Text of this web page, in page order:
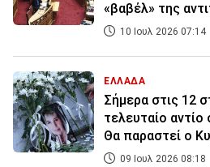
«βαβέλ» της
10 Ιουλ 2026 07:14
ΕΛΛΑΔΑ
Σήμερα στις 12
τελευταίο
Θα παραστεί ο
09 Ιουλ 2026 08:18